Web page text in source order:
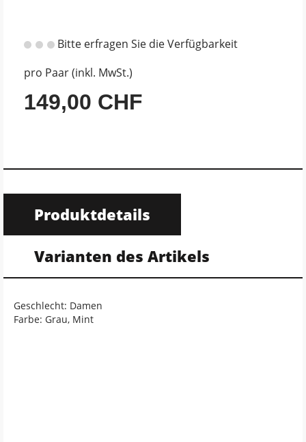
Bitte erfragen Sie die Verfügbarkeit
pro Paar (inkl. MwSt.)
149,00 CHF
Produktdetails
Varianten des Artikels
Geschlecht: Damen
Farbe: Grau, Mint